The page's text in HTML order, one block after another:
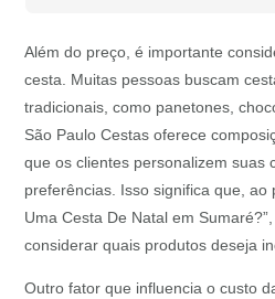
Além do preço, é importante
cesta. Muitas pessoas buscam
tradicionais, como panetones,
São Paulo Cestas oferece
que os clientes personalizem suas
preferências. Isso significa que, ao
Uma Cesta De Natal em
considerar quais produtos deseja
Outro fator que influencia o custo